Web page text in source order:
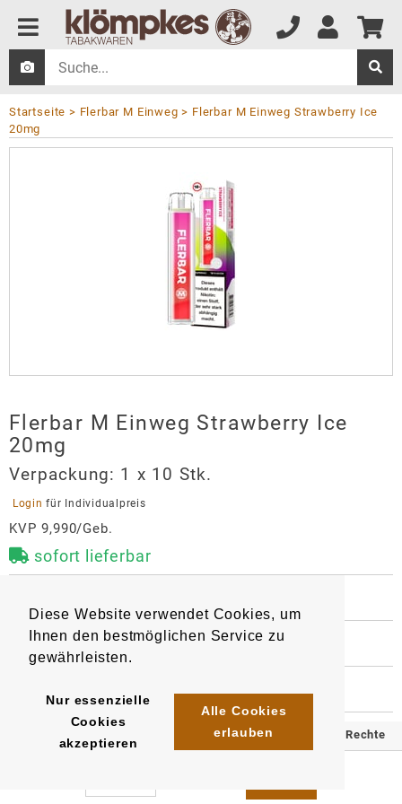
Diese Website verwendet Cookies, um
Ihnen den bestmöglichen Service zu
gewährleisten.
Nur essenzielle
Cookies
akzeptieren
Alle Cookies
erlauben
Startseite Flerbar M Einweg
Flerbar M Einweg Strawberry Ice
20mg
Flerbar M Einweg Strawberry Ice
20mg
Verpackung: 1 x 10 Stk.
Login für Individualpreis
KVP 9,990/Geb.
sofort lieferbar
Nikotinhaltige Einweg E-Shisha - 600 Züge, 2 ml
eLiquid-Inhalt, Gesamtnikotininhalt  20mg/ml.
Geschmacksrichtung: Erdbeere, Ice
WEITERE INFORMATIONEN
Artikel : 9350
EAN/Gebinde10:
4061765921234 4061765921487
Flerbar M Einweg Strawberry Ice
20mg
OLE Tech GmbH
© 2025 Klömpkes Heinrich Inh. Marion Winkels e.K. Alle Rechte
Impressum
Datenschutz